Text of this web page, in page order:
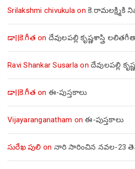
Srilakshmi chivukula on కె.రామలక్ష్మికి
డా||కె.గీత on దేవులపల్లి కృష్ణశాస్త్రి
Ravi Shankar Susarla on దేవులపల్లి
డా||కె.గీత on ఈ-పుస్తకాలు
Vijayaranganatham onఈ-పుస్తకాలు
సురేఖ పులి on నారి సారించిన నవల-23